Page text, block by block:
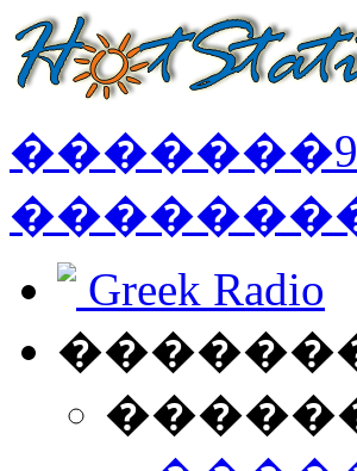
�������9
Greek Radio